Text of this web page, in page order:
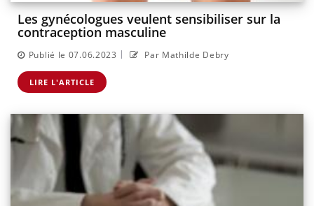
Les gynécologues veulent sensibiliser sur la
contraception masculine
Publié le 07.06.2023 | Par Mathilde Debry
LIRE L'ARTICLE